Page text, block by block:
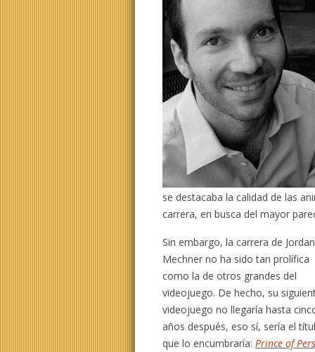
se destacaba la calidad de las
carrera, en busca del mayor
Sin embargo, la carrera de Jordan
Mechner no ha sido tan prolífica
como la de otros grandes del
videojuego. De hecho, su
videojuego no llegaría hasta
años después, eso sí, sería el
que lo encumbraría: Prince of